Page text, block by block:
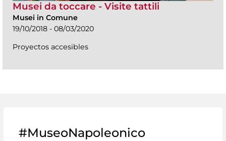
Musei da toccare - Visite tattili
Musei in Comune
19/10/2018 - 08/03/2020
Proyectos accesibles
#MuseoNapoleonico